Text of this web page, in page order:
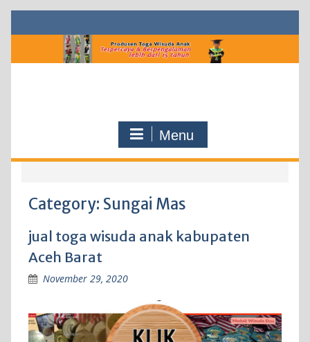
to
Menu
Category: Sungai Mas
jual toga wisuda anak kabupaten
Aceh Barat
November 29, 2020